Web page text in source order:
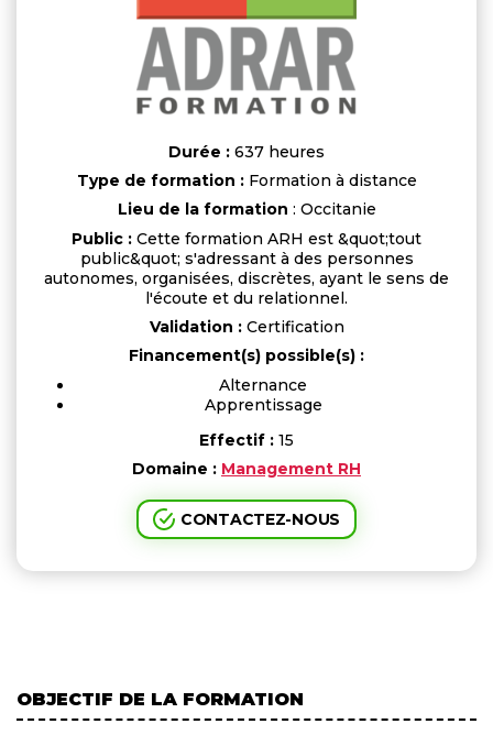
Durée : 637 heures
Type de formation :Formation à distance
Lieu de la formation : Occitanie
Public : Cette formation ARH est &quot;tout
public&quot; s'adressant à des personnes
autonomes, organisées, discrètes, ayant le sens de
l'écoute et du relationnel.
Validation :Certification
Financement(s) possible(s) :
Alternance
Apprentissage
Effectif : 15
Domaine : Management RH
CONTACTEZ-NOUS
OBJECTIF DE LA FORMATION